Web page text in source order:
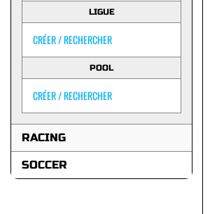
LIGUE
CRÉER / RECHERCHER
POOL
CRÉER / RECHERCHER
RACING
SOCCER